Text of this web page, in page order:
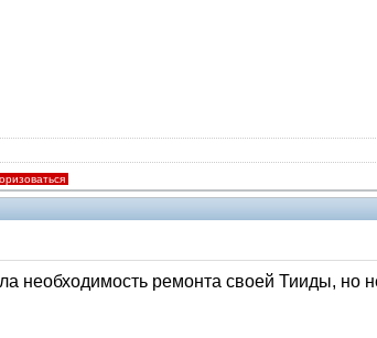
необходимость ремонта своей Тииды, но